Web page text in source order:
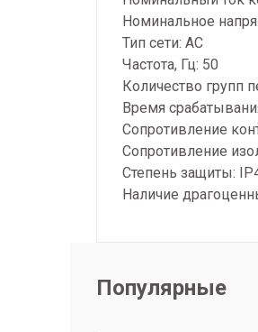
Номинальное
Тип сети: AC
Частота, Гц: 50
Количество групп
Время
Сопротивление
Сопротивление
Степень защиты:
Наличие
Популярные